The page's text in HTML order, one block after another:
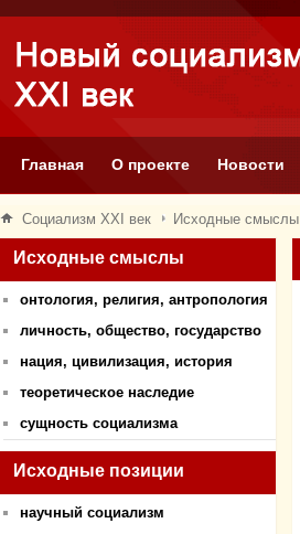
Главная О проекте Новости
Социализм XXI век Исходные смыслы
Исходные смыслы
онтология, религия, антропология
личность, общество, государство
нация, цивилизация, история
теоретическое наследие
сущность социализма
Исходные позиции
научный социализм